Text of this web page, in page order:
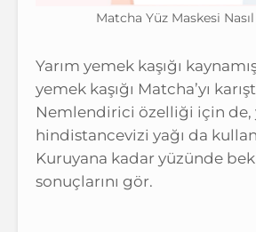
Matcha Yüz Maskesi Nasıl
Yarım yemek kaşığı
yemek kaşığı Matcha’yı
Nemlendirici özelliği için de,
hindistancevizi yağı da
Kuruyana kadar yüzünde
sonuçlarını gör.